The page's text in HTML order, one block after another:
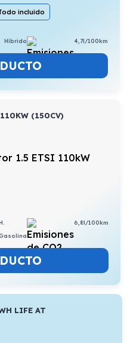
incluido
Híbrido 4,7l/100km
(150CV)
6,8l/100km
LIFE AT